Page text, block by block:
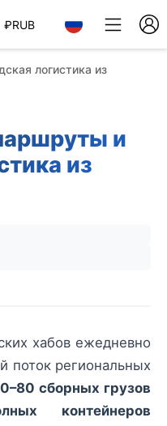
₽RUB
логистика из
и
из
хабов ежедневно
поток региональных
сборных грузов
контейнеров